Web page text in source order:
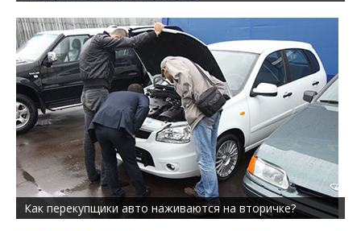
Как перекупщики авто наживаются на вторичке?